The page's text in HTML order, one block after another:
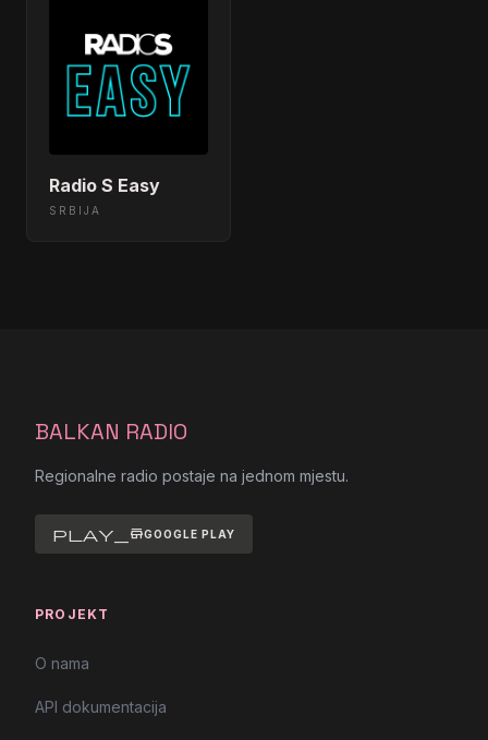
Radio S Easy
SRBIJA
BALKAN RADIO
Regionalne radio postaje na jednom mjestu.
play_storeGOOGLE PLAY
PROJEKT
O nama
API dokumentacija